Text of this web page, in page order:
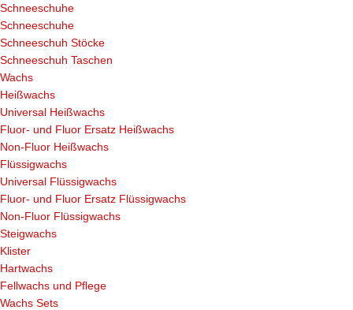
Schneeschuhe
Schneeschuhe
Schneeschuh Stöcke
Schneeschuh Taschen
Wachs
Heißwachs
Universal Heißwachs
Fluor- und Fluor Ersatz Heißwachs
Non-Fluor Heißwachs
Flüssigwachs
Universal Flüssigwachs
Fluor- und Fluor Ersatz Flüssigwachs
Non-Fluor Flüssigwachs
Steigwachs
Klister
Hartwachs
Fellwachs und Pflege
Wachs Sets